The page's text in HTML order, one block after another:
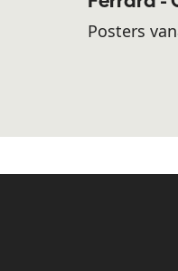
Posters